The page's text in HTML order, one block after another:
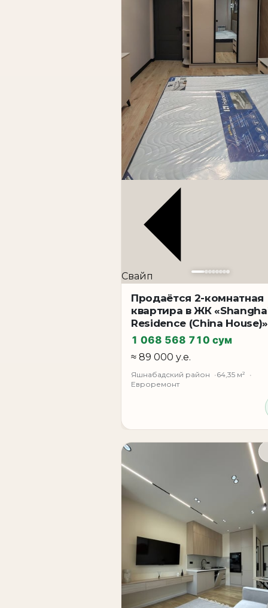
Продаётся квартира — NRG Zamon
Локация: г. Ташкент, Яшнабадский
Жилой комплекс: NRG Zamon
Характеристики объекта:
Дом: 12-этажный
Планировка: 2 комнаты
Общая площадь: 64 м²
Состояние: уточняется (можно
Полный кадастр в наличии
Юридически чистый объект
Финансовые условия:
Стартовая цена: 87 000 у.е.
Возможна ипотека
Свайп
Продаётся 2-комнатная
квартира в ЖК
Residence (China House)»
1 068 568 710 сум
≈ 89 000 у.е.
Яшнабадский район
64,35 м²
Евроремонт